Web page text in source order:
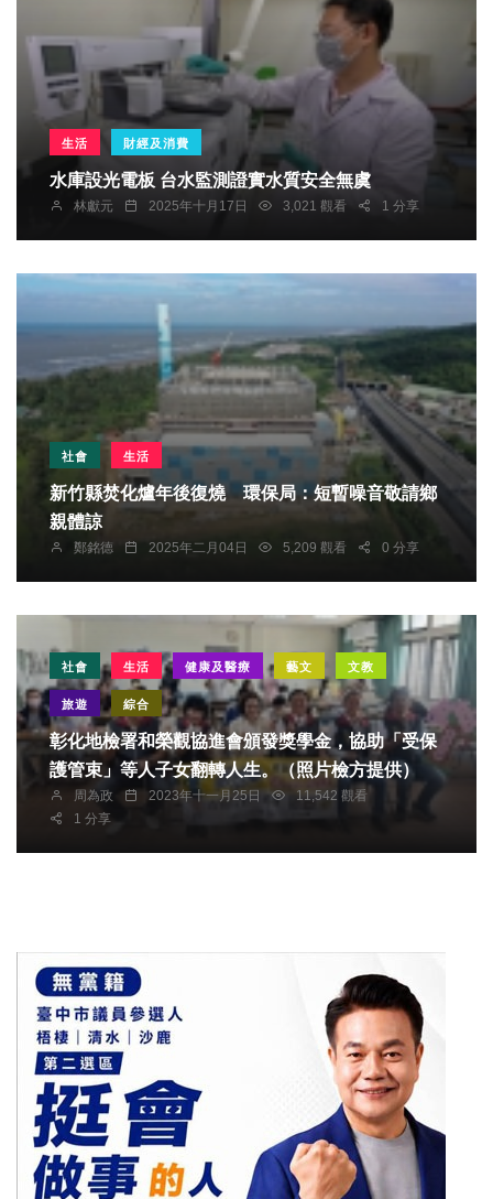
生活 財經及消費
水庫設光電板 台水監測證實水質安全無虞
林獻元 2025年十月17日 3,021 觀看 1 分享
社會 生活
新竹縣焚化爐年後復燒 環保局：短暫噪音敬請鄉
親體諒
鄭銘德 2025年二月04日 5,209 觀看 0 分享
社會 生活 健康及醫療 藝文 文教
旅遊 綜合
彰化地檢署和榮觀協進會頒發獎學金，協助「受保
護管束」等人子女翻轉人生。（照片檢方提供）
周為政 2023年十一月25日
11,542 觀看
1 分享